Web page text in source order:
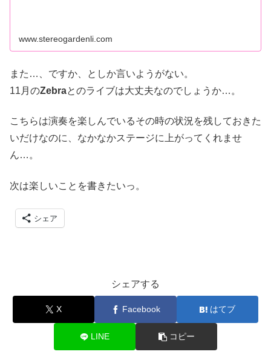
www.stereogardenli.com
また…、ですか、としか言いようがない。
11月のZebraとのライブは大丈夫なのでしょうか…。
こちらは演奏を楽しんでいるその時の状況を残しておきた
いだけなのに、なかなかステージに上がってくれませ
ん…。
次は楽しいことを書きたいっ。
シェア
シェアする
X Facebook はてブ
LINE コピー